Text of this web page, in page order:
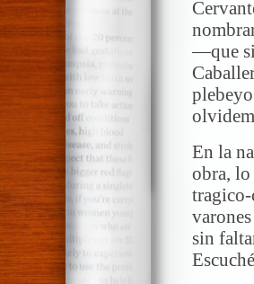
—que
En la
obra, lo
tragico-
sin